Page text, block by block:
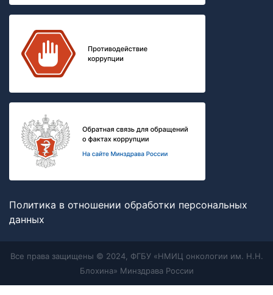
Политика в отношении обработки персональных
данных
Все права защищены © 2024, ФГБУ «НМИЦ онкологии им. Н.Н.
Блохина» Минздрава России